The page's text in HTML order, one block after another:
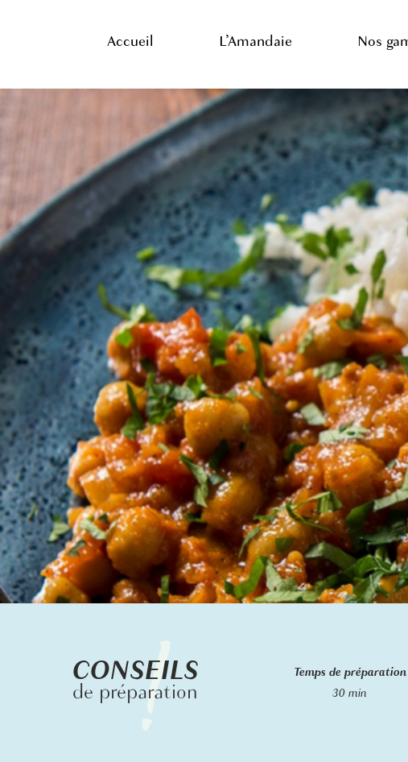
Accueil L’Amandaie Nos
CONSEILS
de préparation
Temps de préparation
30 min